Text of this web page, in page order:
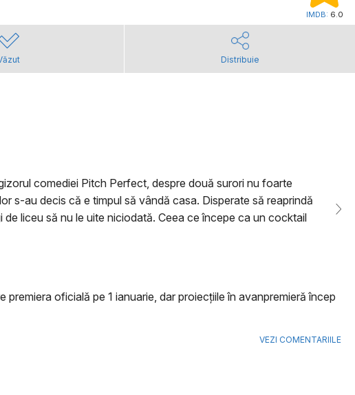
IMDB: 6.0
Distribuie
comediei Pitch Perfect, despre două surori nu foarte
s-au decis că e timpul să vândă casa. Disperate să reaprindă
liceu să nu le uite niciodată. Ceea ce începe ca un cocktail
oficială pe 1 ianuarie, dar proiecţiile în avanpremieră încep
VEZI COMENTARIILE